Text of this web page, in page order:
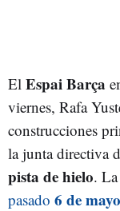
El Espai Barça
viernes, Rafa
construcciones
la junta directiva
pista de hielo.
pasado 6 de mayo